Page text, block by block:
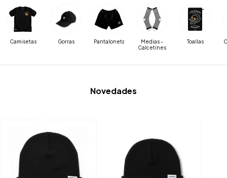
Camisetas Gorras Pantalonetas
Medias -
Calcetines
Toallas
Novedades